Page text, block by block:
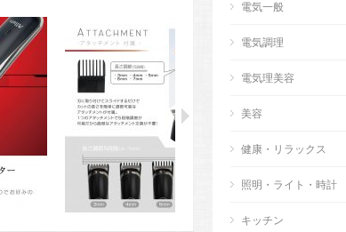
電気一般
電気調理
電気理美容
美容
健康・リラックス
照明・ライト・時計
キッチン